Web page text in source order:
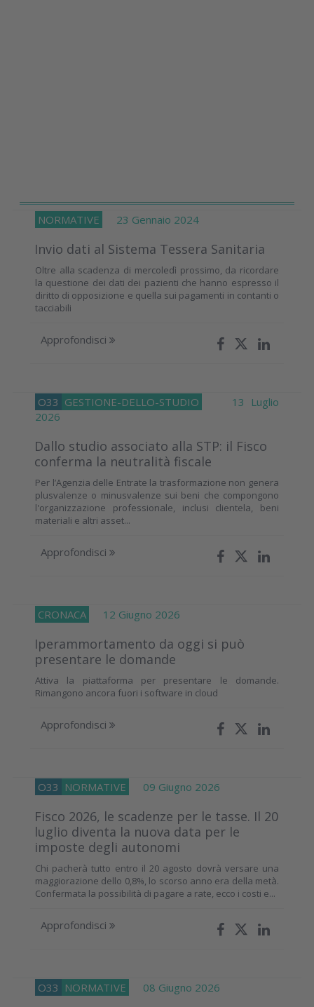
NORMATIVE 23 Gennaio 2024
Invio dati al Sistema Tessera Sanitaria
Oltre alla scadenza di mercoledì prossimo, da ricordare
la questione dei dati dei pazienti che hanno espresso il
diritto di opposizione e quella sui pagamenti in contanti o
tacciabili
Approfondisci
O33 GESTIONE-DELLO-STUDIO
13 Luglio
2026
Dallo studio associato alla STP: il Fisco
conferma la neutralità fiscale
Per l’Agenzia delle Entrate la trasformazione non genera
plusvalenze o minusvalenze sui beni che compongono
l'organizzazione professionale, inclusi clientela, beni
materiali e altri asset...
Approfondisci
CRONACA 12 Giugno 2026
Iperammortamento da oggi si può
presentare le domande
Attiva la piattaforma per presentare le domande.
Rimangono ancora fuori i software in cloud
Approfondisci
O33 NORMATIVE 09 Giugno 2026
Fisco 2026, le scadenze per le tasse. Il 20
luglio diventa la nuova data per le
imposte degli autonomi
Chi pacherà tutto entro il 20 agosto dovrà versare una
maggiorazione dello 0,8%, lo scorso anno era della metà.
Confermata la possibilità di pagare a rate, ecco i costi e...
Approfondisci
O33 NORMATIVE 08 Giugno 2026